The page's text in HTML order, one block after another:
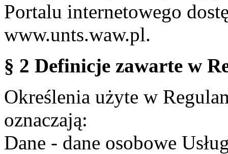
Portalu internetowego
www.unts.waw.pl.
§ 2 Definicje zawarte w
Określenia użyte w
oznaczają:
Dane - dane osobowe